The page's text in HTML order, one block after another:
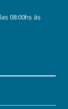
08:00hs às